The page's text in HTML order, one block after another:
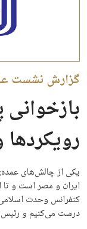
گزارش نشست
یکی از چالش‌های
ایران و مصر است و
کنفرانس وحدت
درست می‌کنیم و رئیس